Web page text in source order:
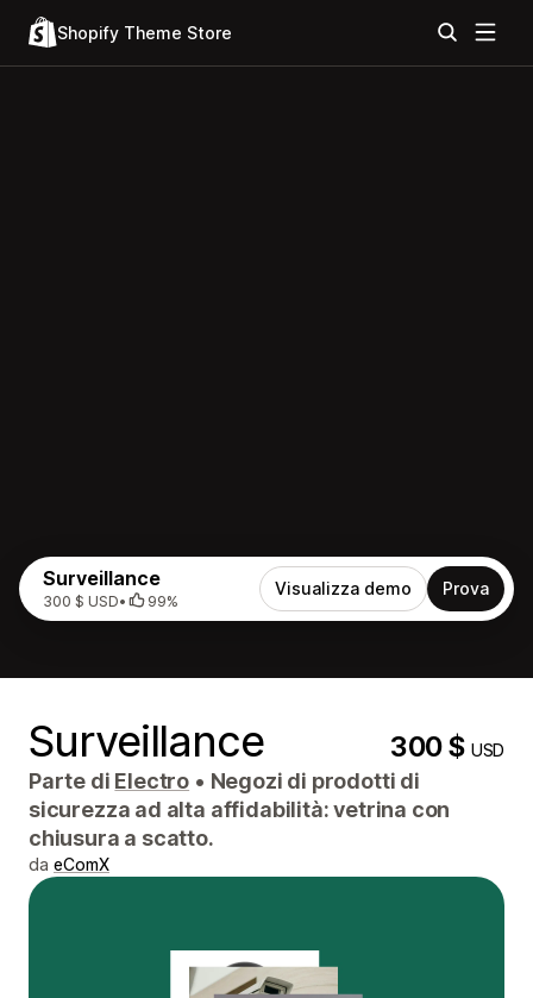
Shopify Theme Store
Surveillance
300 $ USD• 99%
Visualizza demo Prova
Surveillance 300 $USD
Parte di Electro • Negozi di prodotti di
sicurezza ad alta affidabilità: vetrina con
chiusura a scatto.
da eComX